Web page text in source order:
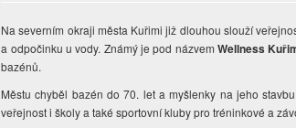
Na severním okraji města Kuřimi již dlouhou slouží
a odpočinku u vody. Známý je pod názvemWellness
bazénů.
Městu chyběl bazén do 70. let a myšlenky na jeho
veřejnost i školy a také sportovní kluby pro tréninkové a